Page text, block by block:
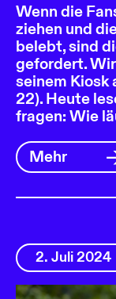
Wenn die
ziehen und
belebt, sind
gefordert.
seinem Kiosk
22). Heute
fragen: Wie
Mehr
2. Juli 2024